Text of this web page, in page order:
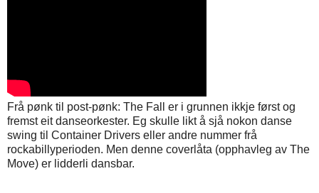
Frå pønk til post-pønk: The Fall er i grunnen ikkje først og
fremst eit danseorkester. Eg skulle likt å sjå nokon danse
swing til Container Drivers eller andre nummer frå
rockabillyperioden. Men denne coverlåta (opphavleg av The
Move) er lidderli dansbar.